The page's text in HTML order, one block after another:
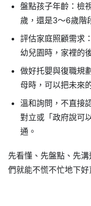
盤點孩子年齡：檢
歲，還是3～6歲階
評估家庭照顧需求
幼兒園時，家裡的
做好托嬰與復職規
母時，可以把未來
溫和詢問，不直接
對立或「政府說可
通。
先看懂、先盤點、先
們就能不慌不忙地下好